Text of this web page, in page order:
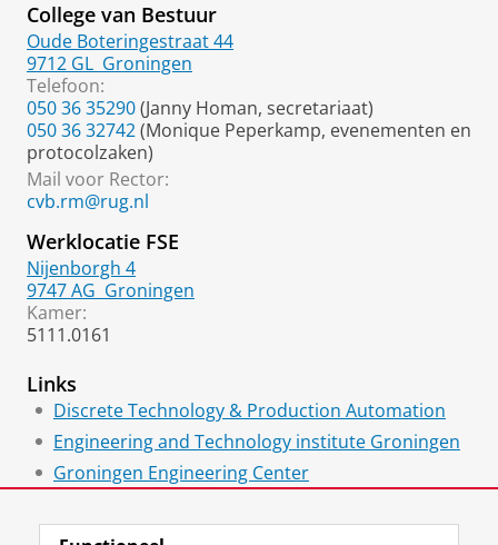
College van Bestuur
Oude Boteringestraat 44
9712 GL Groningen
Telefoon:
050 36 35290(Janny Homan, secretariaat)
050 36 32742(Monique Peperkamp, evenementen en
protocolzaken)
Mail voor Rector:
cvb.rm@rug.nl
Werklocatie FSE
Nijenborgh 4
9747 AG Groningen
Kamer:
5111.0161
Links
Discrete Technology & Production Automation
Engineering and Technology institute Groningen
Groningen Engineering Center